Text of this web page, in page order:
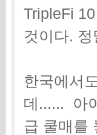
TripleFi
것이다.
한국에서
데...... 아
급 쿨매를